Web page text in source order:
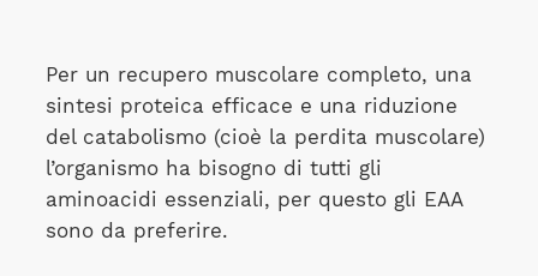
Per un recupero muscolare completo, una
sintesi proteica efficace e una riduzione
del catabolismo (cioè la perdita muscolare)
l’organismo ha bisogno di tutti gli
aminoacidi essenziali, per questo gli EAA
sono da preferire.